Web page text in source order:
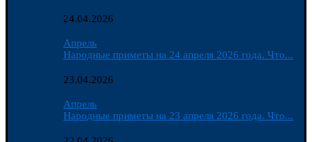
24.04.2026
Апрель
Народные приметы на 24 апреля 2026 года. Что...
23.04.2026
Апрель
Народные приметы на 23 апреля 2026 года. Что...